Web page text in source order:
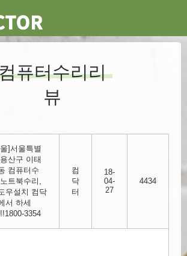
퓨터수리리
뷰
]서울특별
산구 이태
컴퓨터수
트북수리,
우설치 컴닥
서 하세
3354
컴
닥
터
18-
04-
27
4434